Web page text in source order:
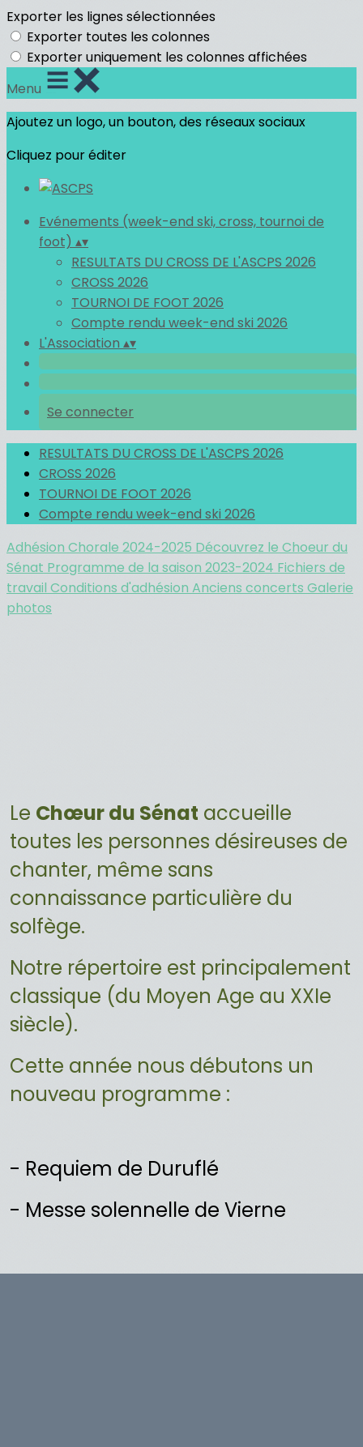
Exporter les lignes sélectionnées
Exporter toutes les colonnes
Exporter uniquement les colonnes affichées
Menu
Ajoutez un logo, un bouton, des réseaux sociaux
Cliquez pour éditer
Evénements (week-end ski, cross, tournoi de
foot) ▴▾
RESULTATS DU CROSS DE L'ASCPS 2026
CROSS 2026
TOURNOI DE FOOT 2026
Compte rendu week-end ski 2026
L'Association ▴▾
Se connecter
RESULTATS DU CROSS DE L'ASCPS 2026
CROSS 2026
TOURNOI DE FOOT 2026
Compte rendu week-end ski 2026
Adhésion Chorale 2024-2025 Découvrez le Choeur du
Sénat Programme de la saison 2023-2024 Fichiers de
travail Conditions d'adhésion Anciens concerts Galerie
photos
Le Chœur du Sénat accueille
toutes les personnes désireuses de
chanter, même sans
connaissance particulière du
solfège.
Notre répertoire est principalement
classique (du Moyen Age au XXIe
siècle).
Cette année nous débutons un
nouveau programme :
- Requiem de Duruflé
- Messe solennelle de Vierne